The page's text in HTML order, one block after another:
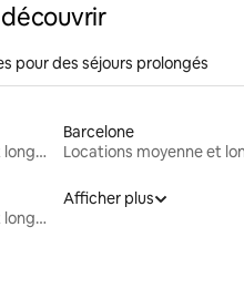
pour des séjours prolongés
Locations moyenne et longue durée
Barcelone
Locations moyenne et longue durée
Afficher plus